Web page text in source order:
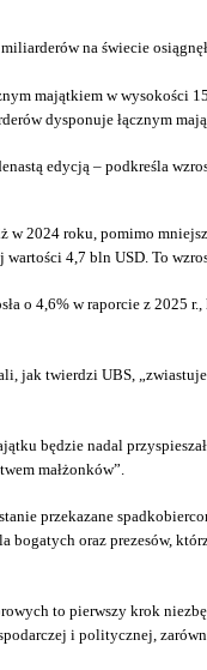
na świecie
majątkiem w wysokości
dysponuje łącznym
edycją – podkreśla
2024 roku, pomimo
4,7 bln USD. To
o 4,6% w raporcie z 2025
jak twierdzi UBS,
będzie nadal
małżonków”.
przekazane
oraz prezesów,
to pierwszy krok
i politycznej,